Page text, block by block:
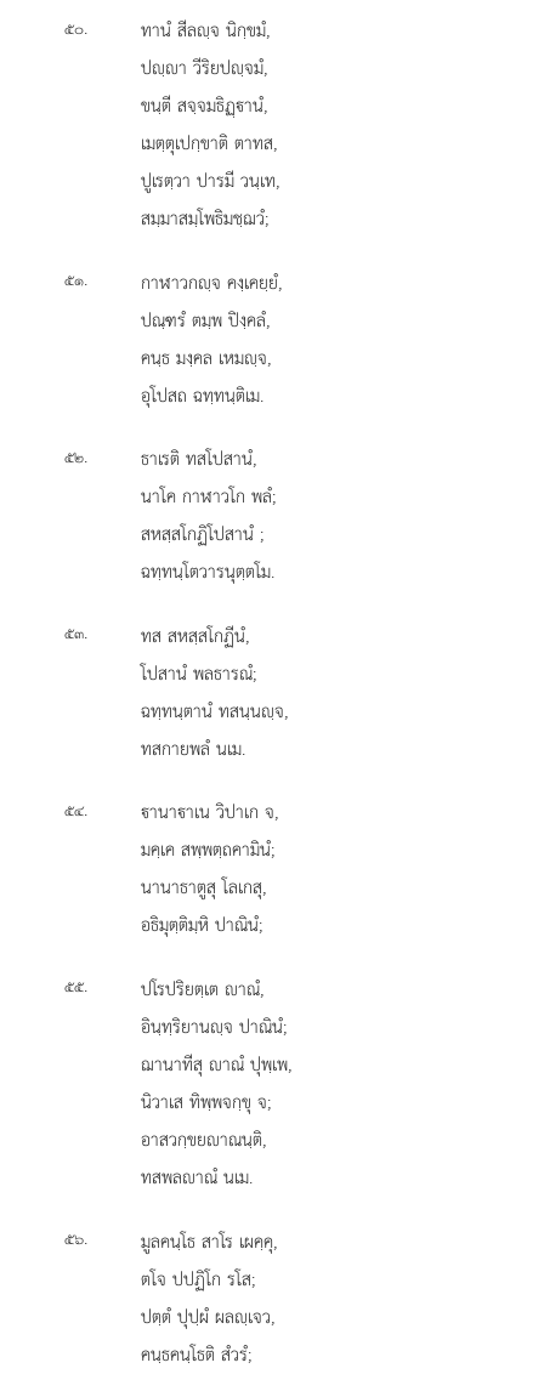
๕๐.
ทานํ สีลฺจ นิกฺขมํ,
ปฺา วีริยปฺจมํ,
ขนฺตี สจฺจมธิฏฺานํ,
เมตฺตุเปกฺขาติ ตาทส,
ปูเรตฺวา ปารมี วนฺเท,
สมฺมาสมฺโพธิมชฺฌวํ;
๕๑.
กาฬาวกฺจ คงฺเคยฺยํ,
ปณฺฑรํ ตมฺพ ปิงฺคลํ,
คนฺธ มงฺคล เหมฺจ,
อุโปสถ ฉทฺทนฺติเม.
๕๒.
ธาเรติ ทสโปสานํ,
นาโค กาฬาวโก พลํ;
สหสฺสโกฏิโปสานํ ;
ฉทฺทนฺโตวารนุตฺตโม.
๕๓.
ทส สหสฺสโกฏีนํ,
โปสานํ พลธารณํ;
ฉทฺทนฺตานํ ทสนฺนฺจ,
ทสกายพลํ นเม.
๕๔. านาาเนวิปาเก จ,
มคฺเค สพฺพตฺถคามินํ;
นานาธาตูสุ โลเกสุ,
อธิมุตฺติมฺหิ ปาณินํ;
๕๕.
ปโรปริยตฺเต าณํ,
อินฺทฺริยานฺจ ปาณินํ;
ฌานาทีสุ าณํ ปุพฺเพ,
นิวาเส ทิพฺพจกฺขุ จ;
อาสวกฺขยาณนฺติ,
ทสพลาณํ นเม.
๕๖. มูลคนฺโธ สาโร เผคฺคุ,
ตโจ ปปฏิโก รโส;
ปตฺตํ ปุปฺผํ ผลฺเจว,
คนฺธคนฺโธติ สํวรํ;